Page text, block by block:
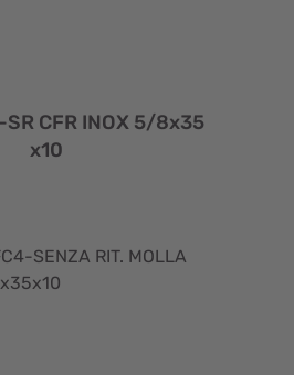
SR CFR INOX 5/8x35
x10
SENZA RIT. MOLLA
5/8x35x10